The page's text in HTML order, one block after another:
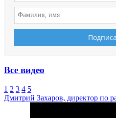
Все видео
1 2 3 4 5
Дмитрий Захаров, директор по